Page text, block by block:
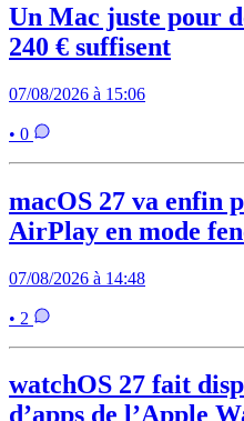
Un Mac juste pour
240 € suffisent
07/08/2026 à 15:06
• 0
macOS 27 va enfin
AirPlay en mode
07/08/2026 à 14:48
• 2
watchOS 27 fait
d’apps de l’Apple